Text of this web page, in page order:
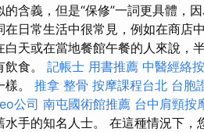
的含義，但是“保修”一詞更具體，
在日常生活中很常見，例如在商店
白天或在當地餐館午餐的人來說，
飲食。 記帳士 用書推薦 中醫經絡
樣。 推拿 整骨 按摩課程台北 台胞
公司 南屯國術館推薦 台中肩頸按
水手的知名人士。 在這種情況下，